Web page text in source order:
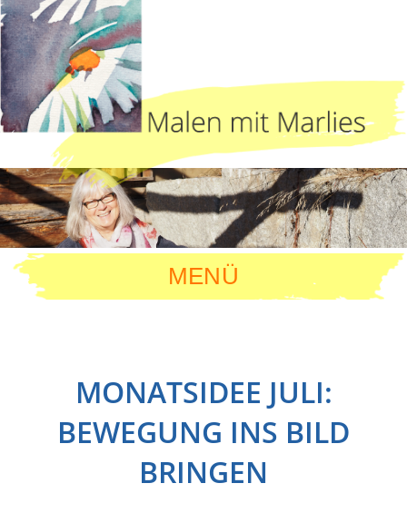
MENÜ
MONATSIDEE JULI:
BEWEGUNG INS BILD
BRINGEN